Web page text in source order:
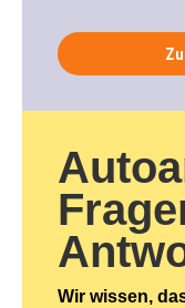
Wir wissen,